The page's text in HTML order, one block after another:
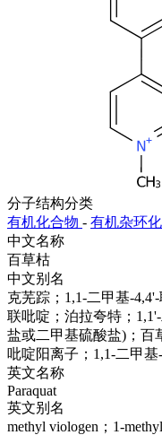
分子结构分类
有机化合物 - 有机杂环
中文名称
百草枯
中文别名
克芜踪；1,1-二甲基-
联吡啶；泊拉夸特；
盐或二甲基硫酸盐)；百
吡啶阳离子；1,1-二甲
英文名称
Paraquat
英文别名
methyl viologen；1-